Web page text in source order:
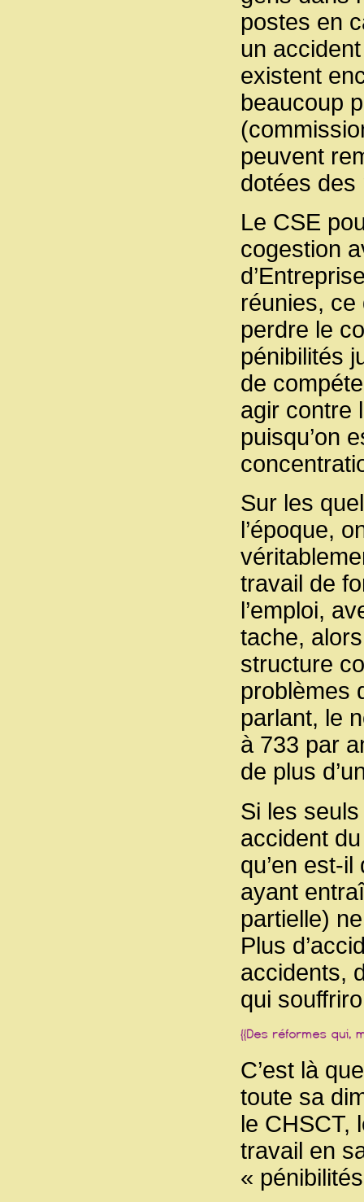
postes en
un
existent
beaucoup
peuvent
dotées des
Le CSE
cogestion
réunies, ce
perdre le
pénibilités
de
agir contre
puisqu’on
Sur les
l’époque,
travail de
l’emploi,
tache,
structure
problèmes
parlant, le
à 733 par
de plus
Si les
accident
qu’en est-
ayant
partielle)
Plus
accidents,
qui
C’est là
toute sa
le CHSCT,
travail en
«